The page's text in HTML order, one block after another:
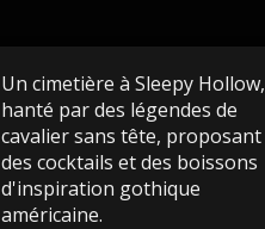
Un cimetière à Sleepy Hollow,
hanté par des légendes de
cavalier sans tête, proposant
des cocktails et des boissons
d'inspiration gothique
américaine.